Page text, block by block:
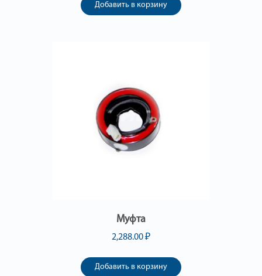
Добавить в корзину
Муфта
2,288.00₽
Добавить в корзину